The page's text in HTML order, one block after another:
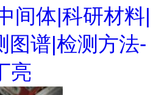
间体|科研材料|
图谱|检测方法-
亮